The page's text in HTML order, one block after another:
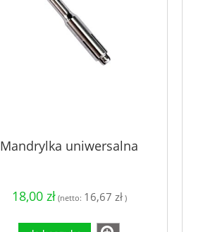
Mandrylka uniwersalna
18,00 zł (netto: 16,67 zł)